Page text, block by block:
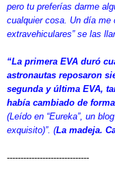
pero tu preferías darme
cualquier cosa. Un día me
extravehiculares” se las
“La primera EVA duró
astronautas reposaron
segunda y última EVA,
había cambiado de
(Leído en “Eureka”, un
exquisito)”. (La madeja.
------------------------------